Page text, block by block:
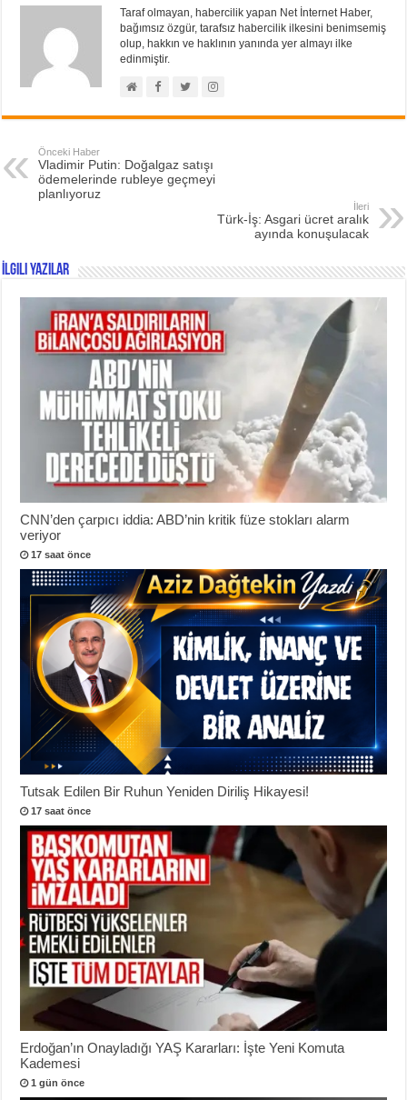
Taraf olmayan, habercilik yapan Net İnternet Haber,
bağımsız özgür, tarafsız habercilik ilkesini benimsemiş
olup, hakkın ve haklının yanında yer almayı ilke
edinmiştir.
Önceki Haber
Vladimir Putin: Doğalgaz satışı
ödemelerinde rubleye geçmeyi
planlıyoruz
İleri
Türk-İş: Asgari ücret aralık
ayında konuşulacak
İlgili Yazılar
CNN’den çarpıcı iddia: ABD’nin kritik füze stokları alarm
veriyor
17 saat önce
Tutsak Edilen Bir Ruhun Yeniden Diriliş Hikayesi!
17 saat önce
Erdoğan’ın Onayladığı YAŞ Kararları: İşte Yeni Komuta
Kademesi
1 gün önce